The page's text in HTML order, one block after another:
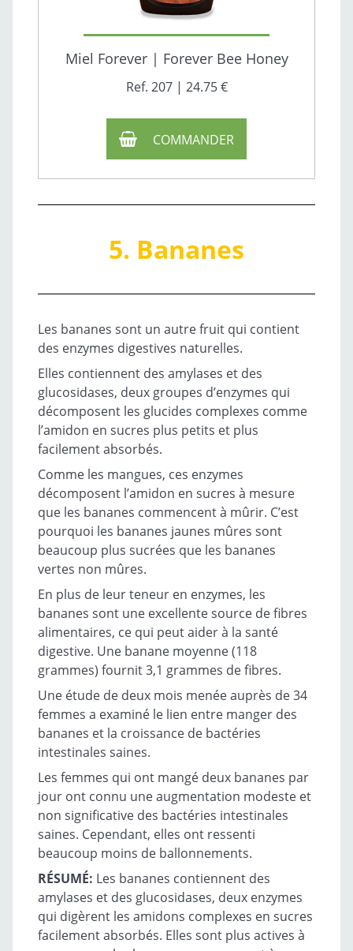
Miel Forever | Forever Bee Honey
Ref. 207 | 24.75 €
COMMANDER
5. Bananes
Les bananes sont un autre fruit qui contient
des enzymes digestives naturelles.
Elles contiennent des amylases et des
glucosidases, deux groupes d’enzymes qui
décomposent les glucides complexes comme
l’amidon en sucres plus petits et plus
facilement absorbés.
Comme les mangues, ces enzymes
décomposent l’amidon en sucres à mesure
que les bananes commencent à mûrir. C’est
pourquoi les bananes jaunes mûres sont
beaucoup plus sucrées que les bananes
vertes non mûres.
En plus de leur teneur en enzymes, les
bananes sont une excellente source de fibres
alimentaires, ce qui peut aider à la santé
digestive. Une banane moyenne (118
grammes) fournit 3,1 grammes de fibres.
Une étude de deux mois menée auprès de 34
femmes a examiné le lien entre manger des
bananes et la croissance de bactéries
intestinales saines.
Les femmes qui ont mangé deux bananes par
jour ont connu une augmentation modeste et
non significative des bactéries intestinales
saines. Cependant, elles ont ressenti
beaucoup moins de ballonnements.
RÉSUMÉ: Les bananes contiennent des
amylases et des glucosidases, deux enzymes
qui digèrent les amidons complexes en sucres
facilement absorbés. Elles sont plus actives à